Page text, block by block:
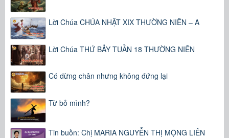
Lời Chúa CHÚA NHẬT XIX THƯỜNG NIÊN – A
Lời Chúa THỨ BẢY TUẦN 18 THƯỜNG NIÊN
Có dừng chân nhưng không đứng lại
Từ bỏ mình?
Tin buồn: Chị MARIA NGUYỄN THỊ MỘNG LIÊN